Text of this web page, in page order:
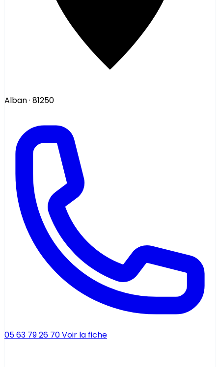
Alban· 81250
05 63 79 26 70Voir la fiche